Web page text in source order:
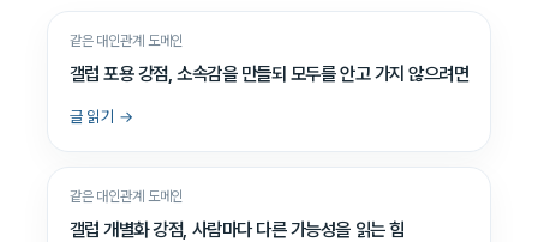
같은 대인관계 도메인
갤럽 포용 강점, 소속감을 만들되 모두를 안고 가지 않으려면
글 읽기 →
같은 대인관계 도메인
갤럽 개별화 강점, 사람마다 다른 가능성을 읽는 힘